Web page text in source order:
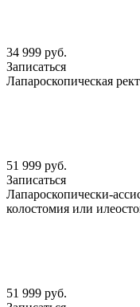
34 999 руб.
Записаться
Лапароскопическая
51 999 руб.
Записаться
Лапароскопически-
колостомия или
51 999 руб.